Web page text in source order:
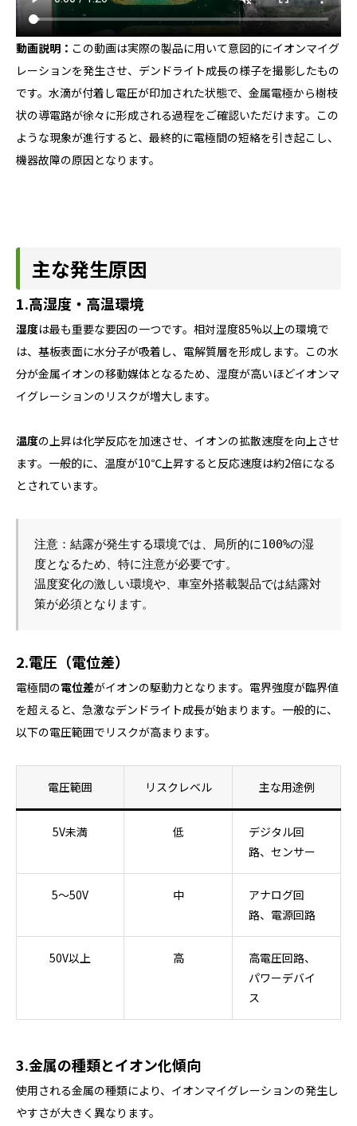
動画説明： この動画は実際の製品に用いて意図的にイオンマイグ
レーションを発生させ、デンドライト成長の様子を撮影したもの
です。水滴が付着し電圧が印加された状態で、金属電極から樹枝
状の導電路が徐々に形成される過程をご確認いただけます。この
ような現象が進行すると、最終的に電極間の短絡を引き起こし、
機器故障の原因となります。
主な発生原因
1.高湿度・高温環境
湿度は最も重要な要因の一つです。相対湿度85%以上の環境で
は、基板表面に水分子が吸着し、電解質層を形成します。この水
分が金属イオンの移動媒体となるため、湿度が高いほどイオンマ
イグレーションのリスクが増大します。
温度の上昇は化学反応を加速させ、イオンの拡散速度を向上させ
ます。一般的に、温度が10℃上昇すると反応速度は約2倍になる
とされています。
注意：結露が発生する環境では、局所的に100%の湿
度となるため、特に注意が必要です。
温度変化の激しい環境や、車室外搭載製品では結露対
策が必須となります。
2.電圧（電位差）
電極間の電位差がイオンの駆動力となります。電界強度が臨界値
を超えると、急激なデンドライト成長が始まります。一般的に、
以下の電圧範囲でリスクが高まります。
電圧範囲 リスクレベル 主な用途例
5V未満 低
デジタル回
路、センサー
5～50V 中
アナログ回
路、電源回路
50V以上 高
高電圧回路、
パワーデバイ
ス
3.金属の種類とイオン化傾向
使用される金属の種類により、イオンマイグレーションの発生し
やすさが大きく異なります。